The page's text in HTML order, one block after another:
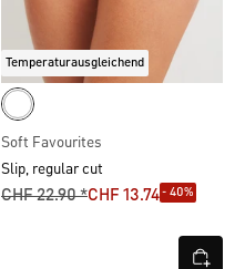
Temperaturausgleichend
Soft Favourites
Slip, regular cut
CHF 22.90 *CHF 13.74- 40%